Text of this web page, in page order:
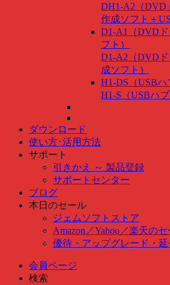
DH1-A2（DVD
作成ソフト＋
D1-A1（DVD
フト）
D1-A2（DVD
成ソフト）
H1-DS（USBハ
H1-S（USBハブ
ダウンロード
使い方･活用方法
サポート
引きかえ ～ 製品登録
サポートセンター
ブログ
本日のセール
ジェムソフトストア
Amazon ／Yahoo ／楽天のセ
優待・アップグレード・延
会員ページ
検索